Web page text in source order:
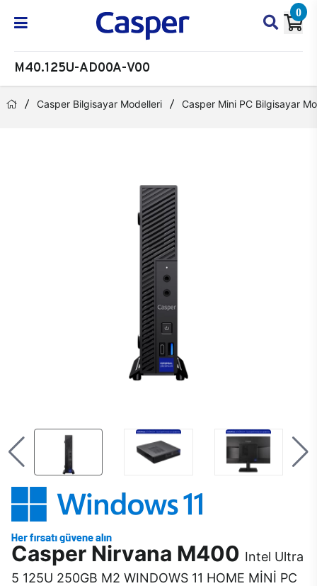
0
M40.125U-AD00A-V00
Casper Bilgisayar Modelleri Casper Mini PC Bilgisayar
Casper Nirvana M400 Intel Ultra
5 125U 250GB M2 WINDOWS 11 HOME MİNİ PC